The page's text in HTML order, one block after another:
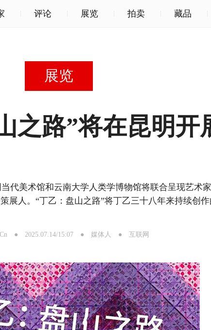
评论 展览 拍卖 藏品
展览
之路”将在昆明开
代美术馆和云南大学人类学博物馆将联合呈现艺术
展人。“丁乙：盘山之路”将丁乙三十八年来持续创作
● 2025.07.14/15:07 ● 媒体人 ● 互联网